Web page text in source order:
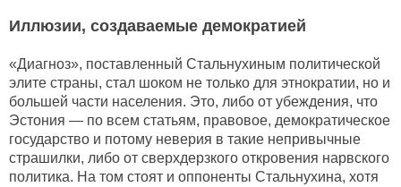
Иллюзии, создаваемые демократией
«Диагноз», поставленный Стальнухиным политической
элите страны, стал шоком не только для этнократии, но и
большей части населения. Это, либо от убеждения, что
Эстония — по всем статьям, правовое, демократическое
государство и потому неверия в такие непривычные
страшилки, либо от сверхдерзкого откровения нарвского
политика. На том стоят и оппоненты Стальнухина, хотя